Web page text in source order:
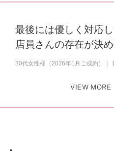
最後には優しく対応
店員さんの存在が決
30代女性様（2026年1月ご成約）
VIEW MORE